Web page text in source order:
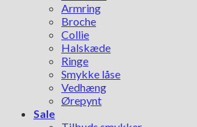
Armring
Broche
Collie
Halskæde
Ringe
Smykke låse
Vedhæng
Ørepynt
Sale